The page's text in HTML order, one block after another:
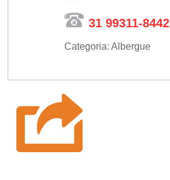
31 99311-8442
Categoria: Albergue